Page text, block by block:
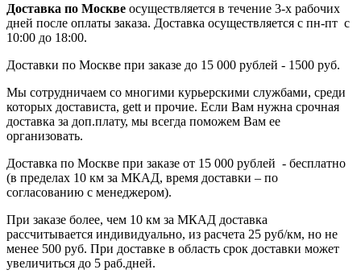
Доставка по Москве осуществляется в течение 3-х рабочих
дней после оплаты заказа. Доставка осуществляется с пн-пт с
10:00 до 18:00.
Доставки по Москве при заказе до 15 000 рублей - 1500 руб.
Мы сотрудничаем со многими курьерскими службами, среди
которых достависта, gett и прочие. Если Вам нужна срочная
доставка за доп.плату, мы всегда поможем Вам ее
организовать.
Доставка по Москве при заказе от 15 000 рублей - бесплатно
(в пределах 10 км за МКАД, время доставки – по
согласованию с менеджером).
При заказе более, чем 10 км за МКАД доставка
рассчитывается индивидуально, из расчета 25 руб/км, но не
менее 500 руб. При доставке в область срок доставки может
увеличиться до 5 раб.дней.